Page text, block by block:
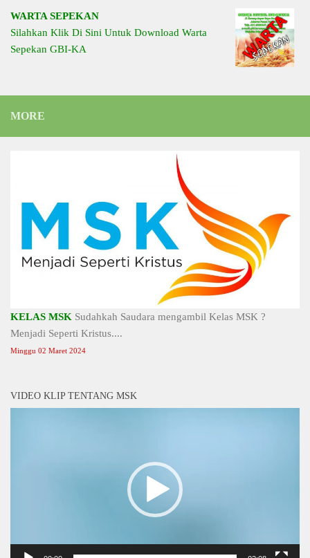
WARTA SEPEKAN
Silahkan Klik Di Sini Untuk Download Warta
Sepekan GBI-KA
MORE
KELAS MSK Sudahkah Saudara mengambil Kelas MSK ?
Menjadi Seperti Kristus....
Minggu 02 Maret 2024
VIDEO KLIP TENTANG MSK